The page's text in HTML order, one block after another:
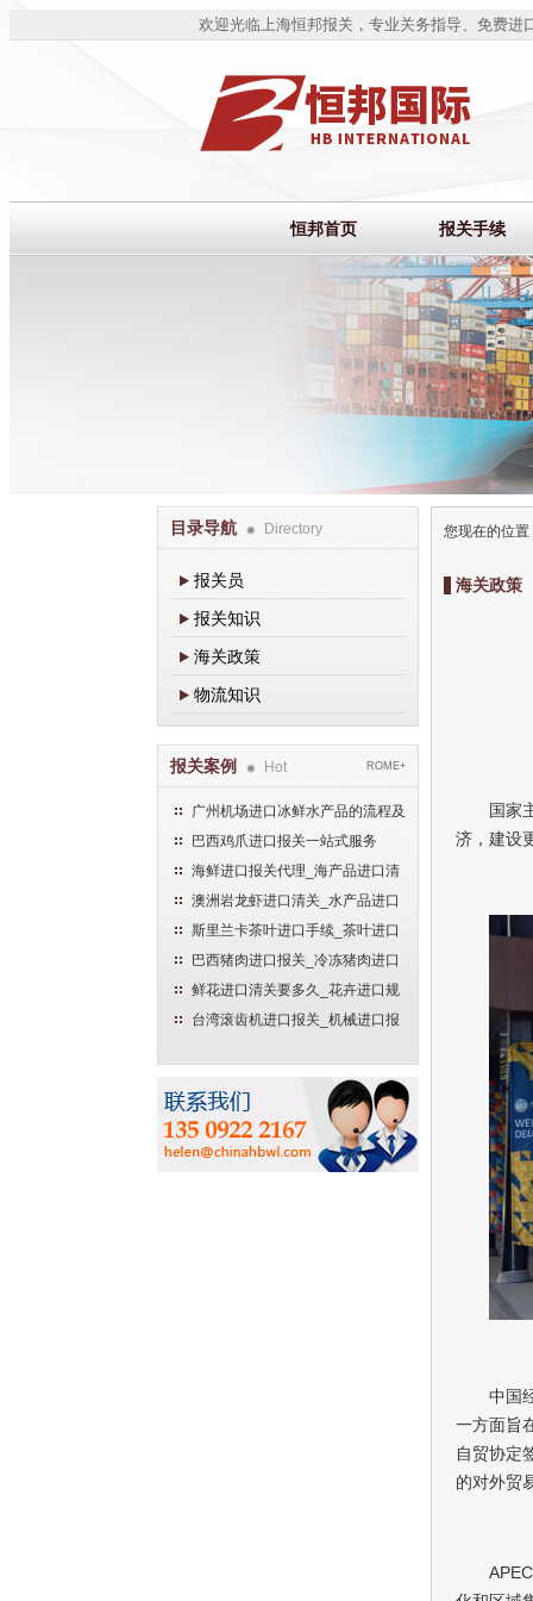
欢迎光临上海恒邦报关，专业关务指导、免费进
恒邦首页 报关手续
目录导航 Directory
报关员
报关知识
海关政策
物流知识
报关案例 Hot ROME+
广州机场进口冰鲜水产品的流程及
手续
巴西鸡爪进口报关一站式服务
海鲜进口报关代理_海产品进口清
关流程
澳洲岩龙虾进口清关_水产品进口
报关流程
斯里兰卡茶叶进口手续_茶叶进口
清关流程
巴西猪肉进口报关_冷冻猪肉进口
流程
鲜花进口清关要多久_花卉进口规
范申报流程
台湾滚齿机进口报关_机械进口报
您现在的位置
海关政策
国家
济，建设
中国
一方面旨
自贸协定
的对外贸